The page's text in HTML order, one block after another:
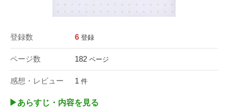
登録数 6 登録
ページ数 182 ページ
感想・レビュー 1 件
▶︎あらすじ・内容を見る